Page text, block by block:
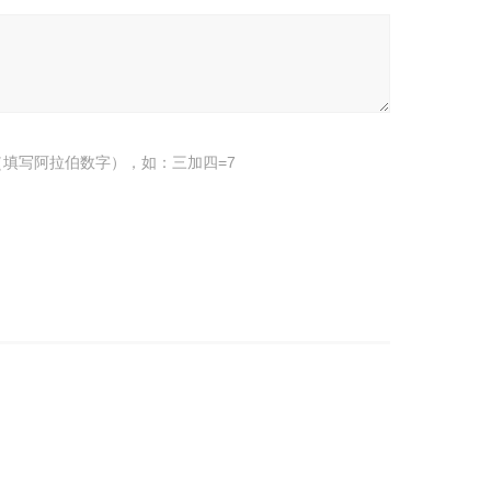
写阿拉伯数字），如：三加四=7